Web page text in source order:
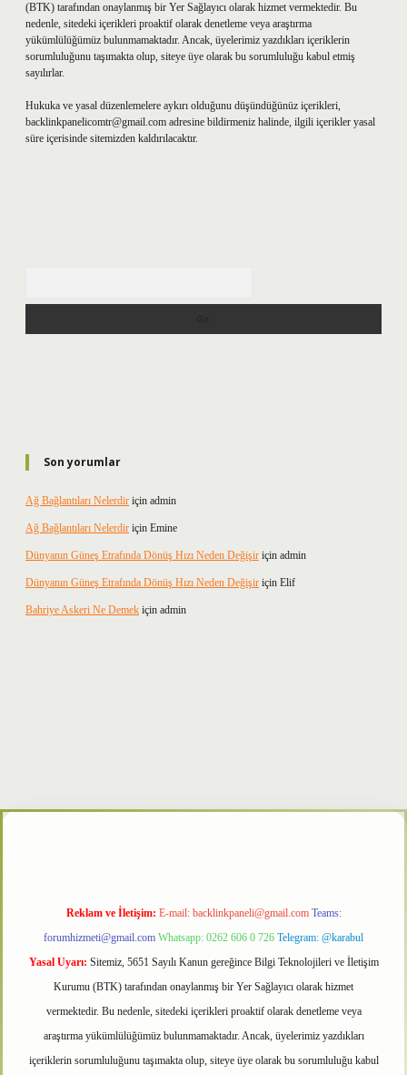
(BTK) tarafından onaylanmış bir Yer Sağlayıcı olarak hizmet vermektedir. Bu
nedenle, sitedeki içerikleri proaktif olarak denetleme veya araştırma
yükümlülüğümüz bulunmamaktadır. Ancak, üyelerimiz yazdıkları içeriklerin
sorumluluğunu taşımakta olup, siteye üye olarak bu sorumluluğu kabul etmiş
sayılırlar.
Hukuka ve yasal düzenlemelere aykırı olduğunu düşündüğünüz içerikleri,
backlinkpanelicomtr@gmail.com adresine bildirmeniz halinde, ilgili içerikler yasal
süre içerisinde sitemizden kaldırılacaktır.
Son yorumlar
Ağ Bağlantıları Nelerdir için admin
Ağ Bağlantıları Nelerdir için Emine
Dünyanın Güneş Etrafında Dönüş Hızı Neden Değişir için admin
Dünyanın Güneş Etrafında Dönüş Hızı Neden Değişir için Elif
Bahriye Askeri Ne Demek için admin
Reklam ve İletişim: E-mail: backlinkpaneli@gmail.com Teams:
forumhizmeti@gmail.com Whatsapp: 0262 606 0 726 Telegram: @karabul
Yasal Uyarı: Sitemiz, 5651 Sayılı Kanun gereğince Bilgi Teknolojileri ve İletişim
Kurumu (BTK) tarafından onaylanmış bir Yer Sağlayıcı olarak hizmet
vermektedir. Bu nedenle, sitedeki içerikleri proaktif olarak denetleme veya
araştırma yükümlülüğümüz bulunmamaktadır. Ancak, üyelerimiz yazdıkları
içeriklerin sorumluluğunu taşımakta olup, siteye üye olarak bu sorumluluğu kabul